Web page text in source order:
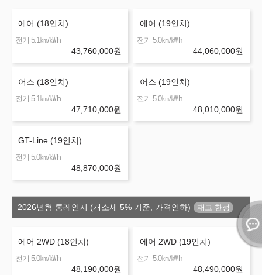
에어 (18인치)
전기 5.1㎞/㎾h
43,760,000원
에어 (19인치)
전기 5.0㎞/㎾h
44,060,000원
어스 (18인치)
전기 5.1 ㎞/㎾h
47,710,000원
어스 (19인치)
전기 5.0㎞/㎾h
48,010,000원
GT-Line (19인치)
전기 5.0㎞/㎾h
48,870,000원
2026년형 롱레인지 (개소세 5% 기준, 가격인하)
에어 2WD (18인치)
전기 5.0㎞/㎾h
48,190,000원
에어 2WD (19인치)
전기 5.0㎞/㎾h
48,490,000원